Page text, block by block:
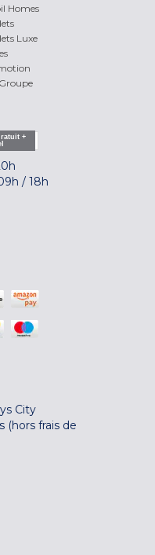
Homes
Luxe
+
/ 18h
City
(hors frais de